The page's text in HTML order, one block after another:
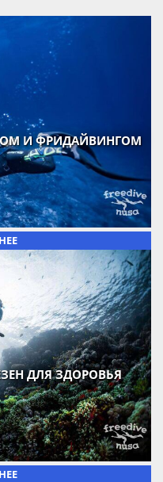
И ФРИДАЙВИНГОМ
ДЛЯ ЗДОРОВЬЯ